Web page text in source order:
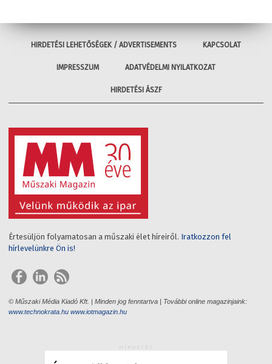
HIRDETÉSI LEHETŐSÉGEK / ADVERTISEMENTS KAPCSOLAT
IMPRESSZUM ADATVÉDELMI NYILATKOZAT
HIRDETÉSI ÁSZF
Értesüljön folyamatosan a műszaki élet híreiről. Iratkozzon fel
hírlevelünkre Ön is!
© Műszaki Média Kiadó Kft. | Minden jog fenntartva | További online magazinjaink:
www.technokrata.hu www.iotmagazin.hu
HIRDETÉS